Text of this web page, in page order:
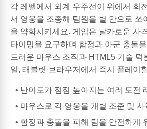
각 레벨에서 외계 우주선이 위에서 회
서 영웅을 조종해 팀원을 별 안으로 쏘
을 약화시키세요. 게임은 날카로운 사
타이밍을 요구하며 함정과 아군 충돌
드러운 마우스 조작과 HTML5 기술 덕
일, 태블릿 브라우저에서 즉시 플레이
난이도가 점점 높아지는 여러 도전
마우스로 각 영웅을 개별 조준 및 사
함정과 충돌을 피해 팀을 안전하게